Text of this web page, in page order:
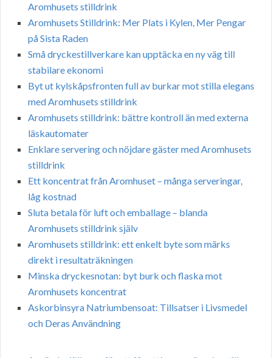
Aromhusets stilldrink
Aromhusets Stilldrink: Mer Plats i Kylen, Mer Pengar
på Sista Raden
Små dryckestillverkare kan upptäcka en ny väg till
stabilare ekonomi
Byt ut kylskåpsfronten full av burkar mot stilla elegans
med Aromhusets stilldrink
Aromhusets stilldrink: bättre kontroll än med externa
läskautomater
Enklare servering och nöjdare gäster med Aromhusets
stilldrink
Ett koncentrat från Aromhuset – många serveringar,
låg kostnad
Sluta betala för luft och emballage – blanda
Aromhusets stilldrink själv
Aromhusets stilldrink: ett enkelt byte som märks
direkt i resultaträkningen
Minska dryckesnotan: byt burk och flaska mot
Aromhusets koncentrat
Askorbinsyra Natriumbensoat: Tillsatser i Livsmedel
och Deras Användning